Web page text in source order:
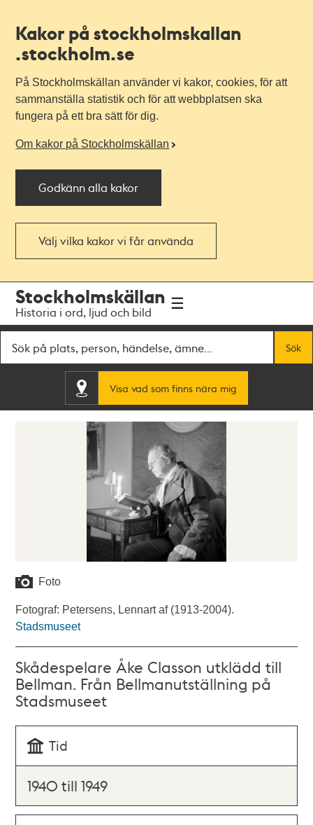
Kakor på stockholmskallan
.stockholm.se
På Stockholmskällan använder vi kakor, cookies, för att
sammanställa statistik och för att webbplatsen ska
fungera på ett bra sätt för dig.
Om kakor på Stockholmskällan
Godkänn alla kakor
Välj vilka kakor vi får använda
navigationen
huvudinnehållet
Stockholmskällan
Historia i ord, ljud och bild
Sök
Visa vad som finns nära mig
Foto
Fotograf: Petersens, Lennart af (1913-2004).
Stadsmuseet
Skådespelare Åke Classon utklädd till
Bellman. Från Bellmanutställning på
Stadsmuseet
Tid
1940 till 1949